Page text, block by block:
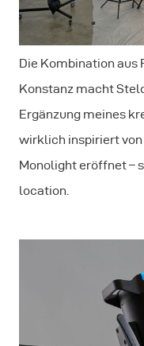
Die Kombination aus
Konstanz macht
Ergänzung meines
wirklich inspiriert von
Monolight eröffnet –
location.